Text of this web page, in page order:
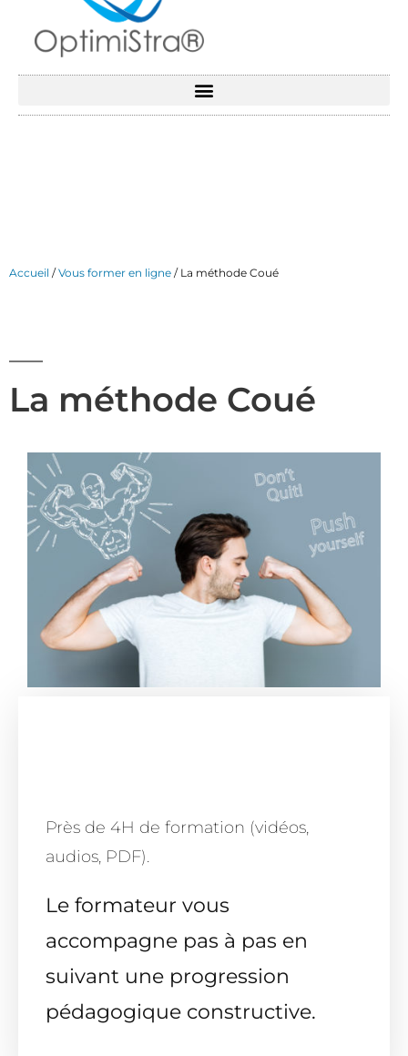
Accueil /Vous former en ligne / La méthode Coué
La méthode Coué
Près de 4H de formation (vidéos,
audios, PDF).
Le formateur vous
accompagne pas à pas en
suivant une progression
pédagogique constructive.